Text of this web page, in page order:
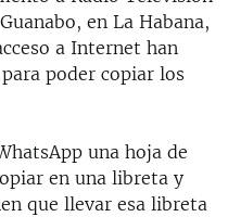
en La Habana,
a Internet han
poder copiar los
una hoja de
en una libreta y
que llevar esa libreta